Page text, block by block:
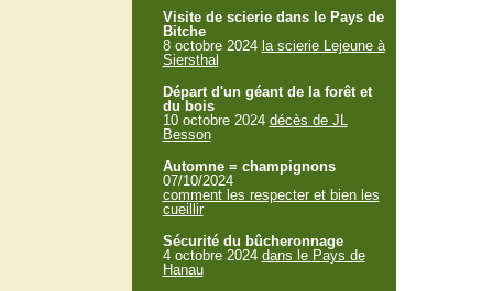
Visite de scierie dans le Pays de
Bitche
8 octobre 2024 la scierie Lejeune à
Siersthal
Départ d'un géant de la forêt et
du bois
10 octobre 2024 décès de JL
Besson
Automne = champignons
07/10/2024
comment les respecter et bien les
cueillir
Sécurité du bûcheronnage
4 octobre 2024 dans le Pays de
Hanau